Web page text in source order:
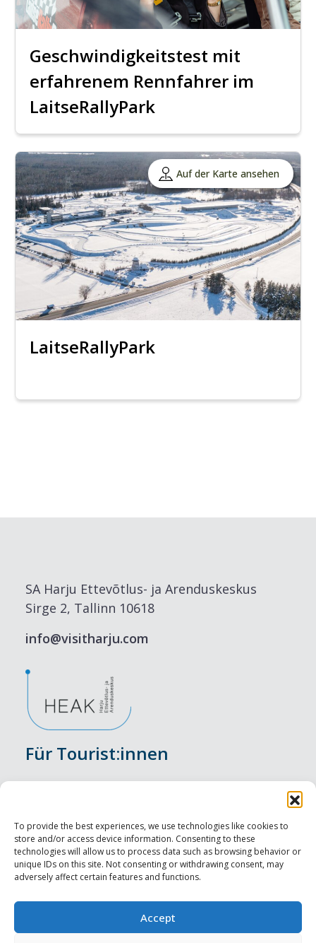
To provide the best experiences, we use technologies like cookies to
store and/or access device information. Consenting to these
technologies will allow us to process data such as browsing behavior or
unique IDs on this site. Not consenting or withdrawing consent, may
adversely affect certain features and functions.
Accept
Geschwindigkeitstest mit
erfahrenem Rennfahrer im
LaitseRallyPark
Auf der Karte ansehen
LaitseRallyPark
SA Harju Ettevõtlus- ja Arenduskeskus
Sirge 2, Tallinn 10618
info@visitharju.com
Für Tourist:innen
Unterkunft
Genusserlebnisse
Sehenswürdigkeiten